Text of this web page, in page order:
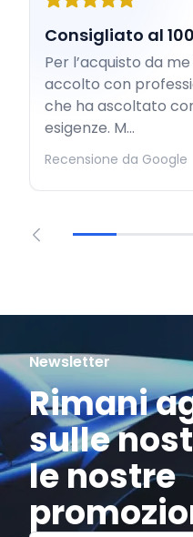
Consigliato al
Per l’acquisto da
accolto con
che ha ascoltato
esigenze. M...
Recensione da Google
Newsletter
Rimani
sulle
le nostre